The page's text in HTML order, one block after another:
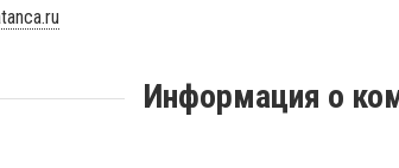
Информация о